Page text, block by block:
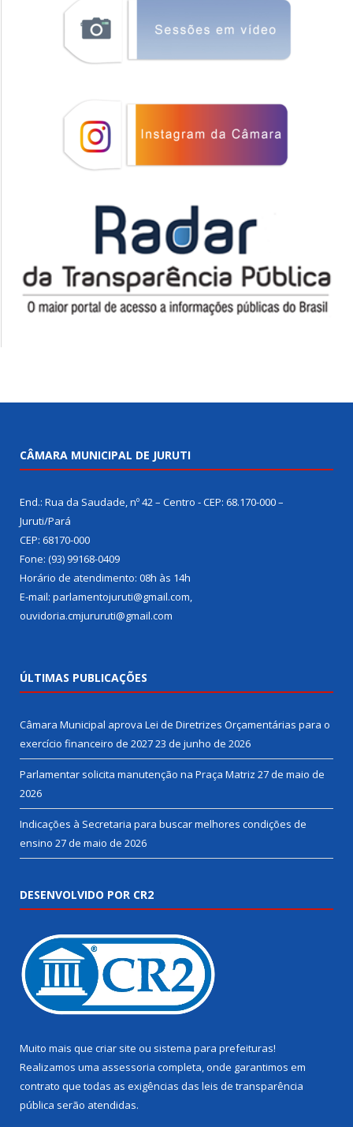
CÂMARA MUNICIPAL DE JURUTI
End.: Rua da Saudade, nº 42 – Centro - CEP: 68.170-000 –
Juruti/Pará
CEP: 68170-000
Fone: (93) 99168-0409
Horário de atendimento: 08h às 14h
E-mail: parlamentojuruti@gmail.com,
ouvidoria.cmjururuti@gmail.com
ÚLTIMAS PUBLICAÇÕES
Câmara Municipal aprova Lei de Diretrizes Orçamentárias para o
exercício financeiro de 202723 de junho de 2026
Parlamentar solicita manutenção na Praça Matriz 27 de maio de
2026
Indicações à Secretaria para buscar melhores condições de
ensino 27 de maio de 2026
DESENVOLVIDO POR CR2
Muito mais que criar site ou sistema para prefeituras!
Realizamos uma assessoria completa, onde garantimos em
contrato que todas as exigências das leis de transparência
pública serão atendidas.